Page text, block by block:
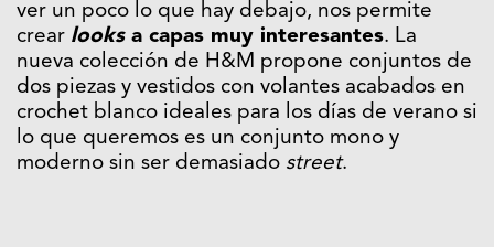
ver un poco lo que hay debajo, nos permite
crear looksa capas muy interesantes. La
nueva colección de H&M propone conjuntos de
dos piezas y vestidos con volantes acabados en
crochet blanco ideales para los días de verano si
lo que queremos es un conjunto mono y
moderno sin ser demasiado street.